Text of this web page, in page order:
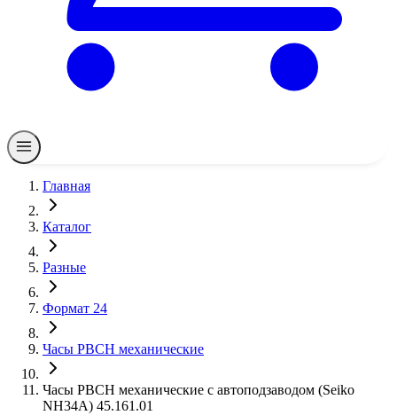
Главная
Каталог
Разные
Формат 24
Часы РВСН механические
Часы РВСН механические с автоподзаводом (Seiko
NH34A) 45.161.01